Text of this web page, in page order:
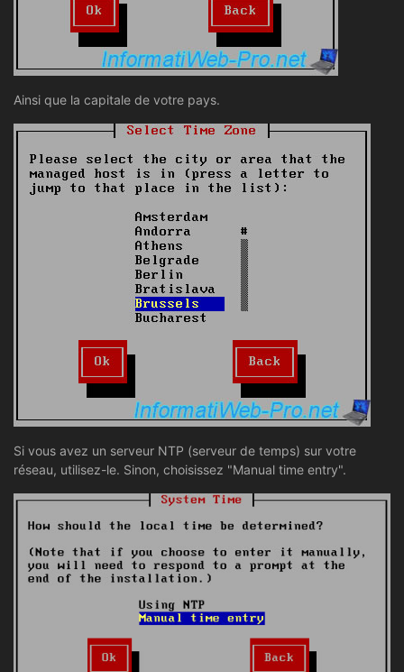
Ainsi que la capitale de votre pays.
Si vous avez un serveur NTP (serveur de temps) sur votre
réseau, utilisez-le. Sinon, choisissez "Manual time entry".